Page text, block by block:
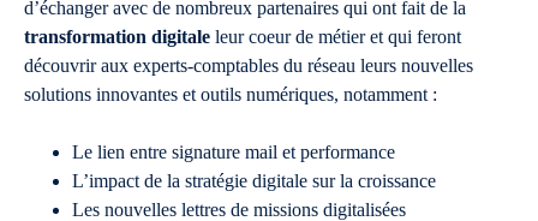
d’échanger avec de nombreux partenaires qui ont fait de la
transformation digitale leur coeur de métier et qui feront
découvrir aux experts-comptables du réseau leurs nouvelles
solutions innovantes et outils numériques, notamment :
Le lien entre signature mail et performance
L’impact de la stratégie digitale sur la croissance
Les nouvelles lettres de missions digitalisées